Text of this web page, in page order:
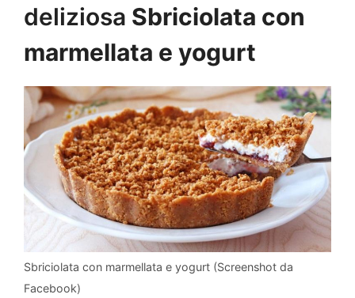
deliziosa Sbriciolata con
marmellata e yogurt
Sbriciolata con marmellata e yogurt (Screenshot da
Facebook)